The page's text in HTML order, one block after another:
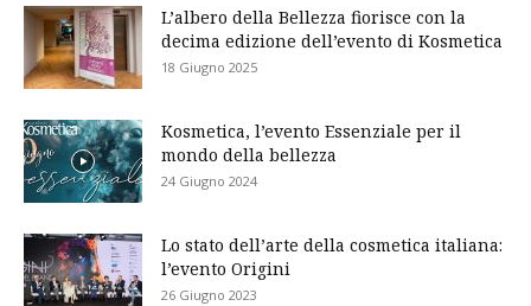
L’albero della Bellezza fiorisce con la
decima edizione dell’evento di Kosmetica
18 Giugno 2025
Kosmetica, l’evento Essenziale per il
mondo della bellezza
24 Giugno 2024
Lo stato dell’arte della cosmetica italiana:
l’evento Origini
26 Giugno 2023